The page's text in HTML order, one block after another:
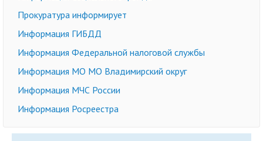
Прокуратура информирует
Информация ГИБДД
Информация Федеральной налоговой службы
Информация МО МО Владимирский округ
Информация МЧС России
Информация Росреестра